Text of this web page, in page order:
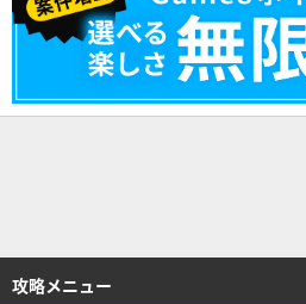
攻略メニュー